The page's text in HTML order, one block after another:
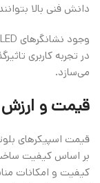
دانش فنی بالا
در تجربه کاربری
می‌سازد.
قیمت و ارزش
قیمت اسپیکرهای
بر اساس کیفیت
کیفیت و امکانات